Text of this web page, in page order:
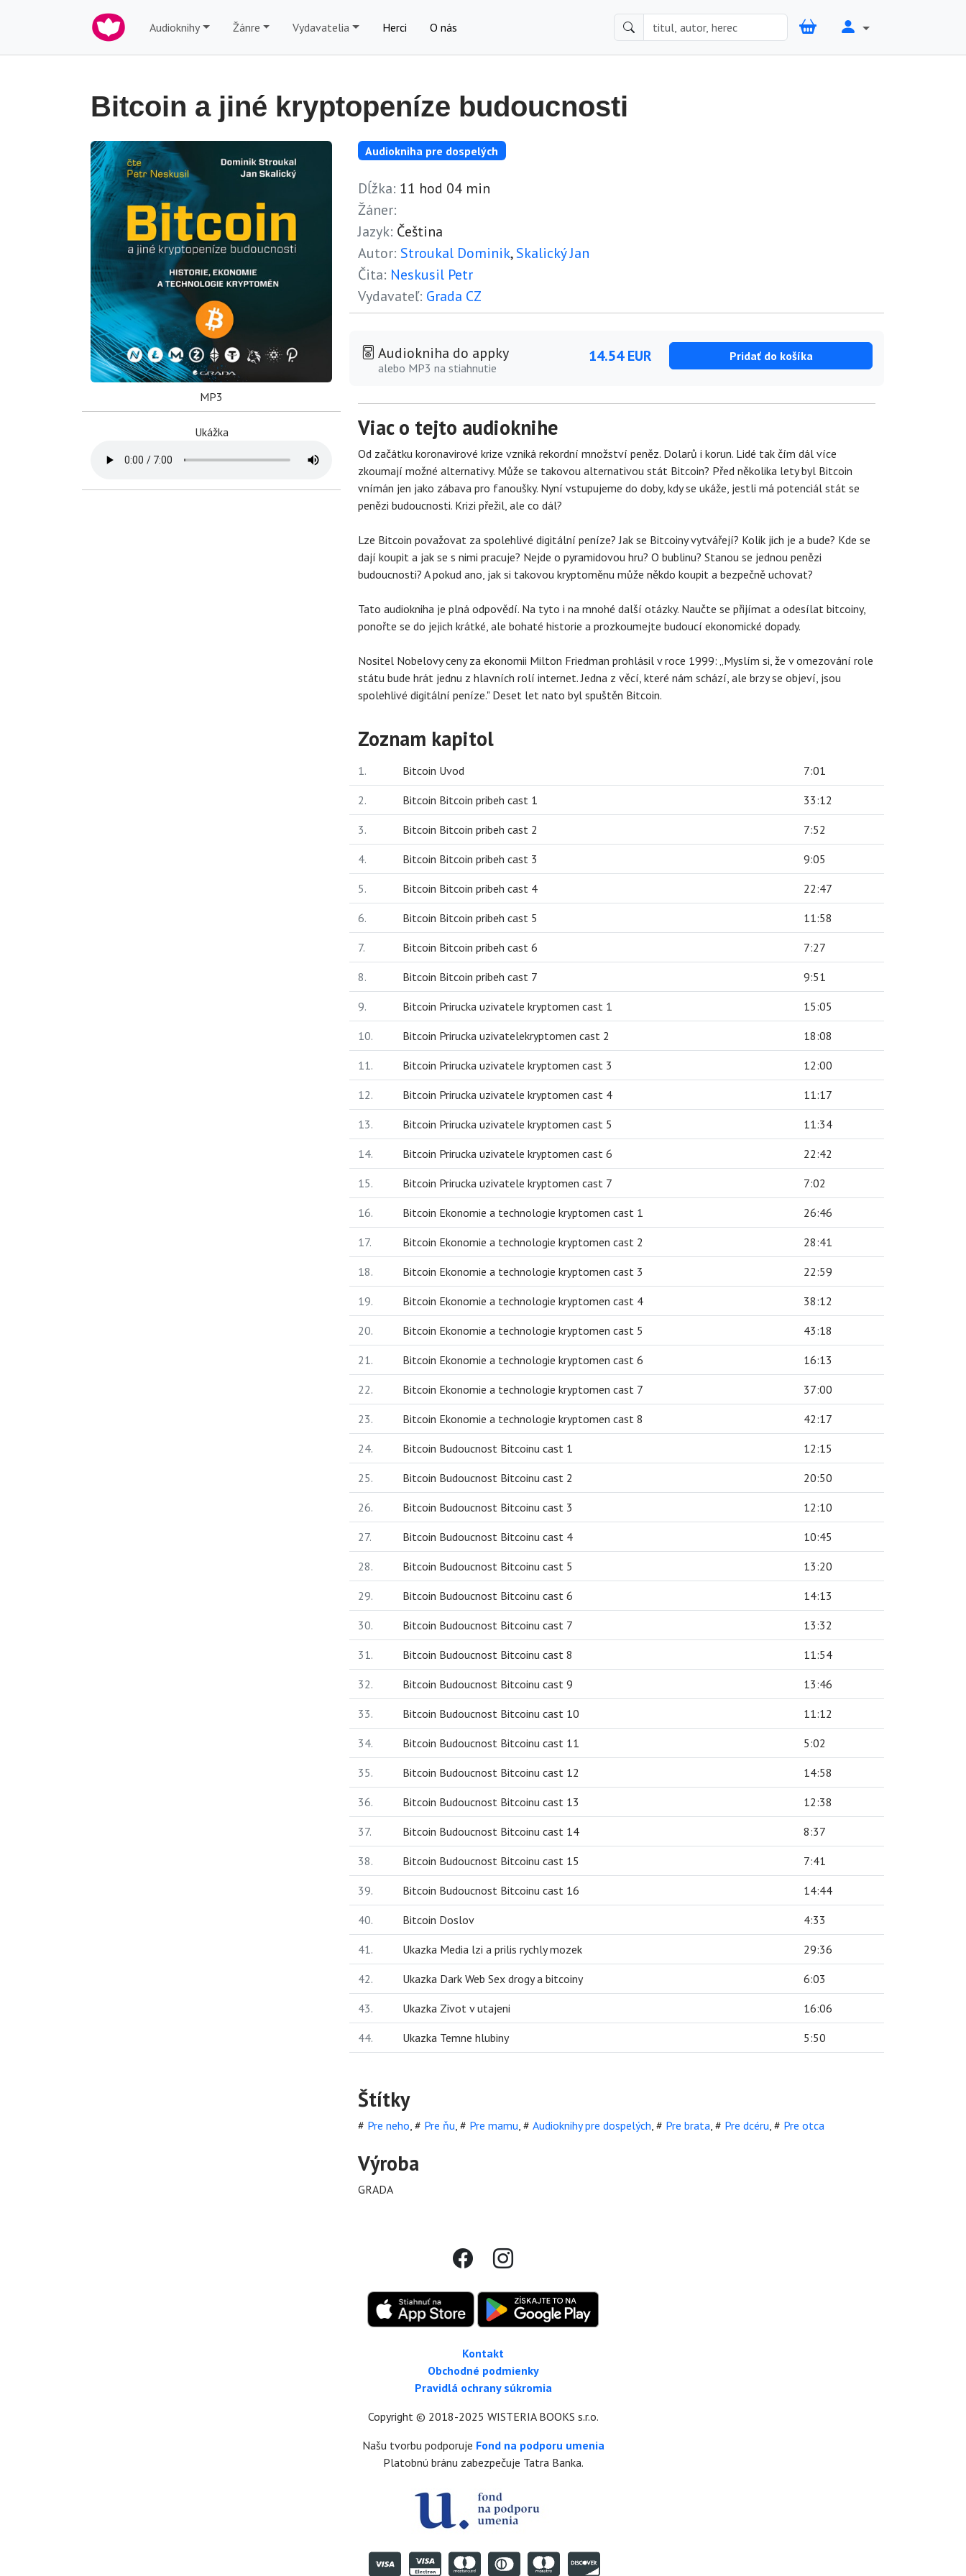
Audioknihy Žánre Vydavatelia Herci O nás
Bitcoin a jiné kryptopeníze budoucnosti
MP3
Ukážka
Audiokniha pre dospelých
Dĺžka: 11 hod 04 min
Žáner:
Jazyk: Čeština
Autor: Stroukal Dominik,Skalický Jan
Čita: Neskusil Petr
Vydavateľ: Grada CZ
Audiokniha do appky
alebo MP3 na stiahnutie
14.54 EUR Pridať do košíka
Viac o tejto audioknihe
Od začátku koronavirové krize vzniká rekordní množství peněz. Dolarů i korun. Lidé tak čím dál více
zkoumají možné alternativy. Může se takovou alternativou stát Bitcoin? Před několika lety byl Bitcoin
vnímán jen jako zábava pro fanoušky. Nyní vstupujeme do doby, kdy se ukáže, jestli má potenciál stát se
penězi budoucnosti. Krizi přežil, ale co dál?
Lze Bitcoin považovat za spolehlivé digitální peníze? Jak se Bitcoiny vytvářejí? Kolik jich je a bude? Kde se
dají koupit a jak se s nimi pracuje? Nejde o pyramidovou hru? O bublinu? Stanou se jednou penězi
budoucnosti? A pokud ano, jak si takovou kryptoměnu může někdo koupit a bezpečně uchovat?
Tato audiokniha je plná odpovědí. Na tyto i na mnohé další otázky. Naučte se přijímat a odesílat bitcoiny,
ponořte se do jejich krátké, ale bohaté historie a prozkoumejte budoucí ekonomické dopady.
Nositel Nobelovy ceny za ekonomii Milton Friedman prohlásil v roce 1999: „Myslím si, že v omezování role
státu bude hrát jednu z hlavních rolí internet. Jedna z věcí, které nám schází, ale brzy se objeví, jsou
spolehlivé digitální peníze." Deset let nato byl spuštěn Bitcoin.
Zoznam kapitol
1. Bitcoin Uvod 7:01
2. Bitcoin Bitcoin pribeh cast 1 33:12
3. Bitcoin Bitcoin pribeh cast 2 7:52
4. Bitcoin Bitcoin pribeh cast 3 9:05
5. Bitcoin Bitcoin pribeh cast 4 22:47
6. Bitcoin Bitcoin pribeh cast 5 11:58
7. Bitcoin Bitcoin pribeh cast 6 7:27
8. Bitcoin Bitcoin pribeh cast 7 9:51
9. Bitcoin Prirucka uzivatele kryptomen cast 1 15:05
10. Bitcoin Prirucka uzivatelekryptomen cast 2 18:08
11. Bitcoin Prirucka uzivatele kryptomen cast 3 12:00
12. Bitcoin Prirucka uzivatele kryptomen cast 4 11:17
13. Bitcoin Prirucka uzivatele kryptomen cast 5 11:34
14. Bitcoin Prirucka uzivatele kryptomen cast 6 22:42
15. Bitcoin Prirucka uzivatele kryptomen cast 7 7:02
16. Bitcoin Ekonomie a technologie kryptomen cast 1 26:46
17. Bitcoin Ekonomie a technologie kryptomen cast 2 28:41
18. Bitcoin Ekonomie a technologie kryptomen cast 3 22:59
19. Bitcoin Ekonomie a technologie kryptomen cast 4 38:12
20. Bitcoin Ekonomie a technologie kryptomen cast 5 43:18
21. Bitcoin Ekonomie a technologie kryptomen cast 6 16:13
22. Bitcoin Ekonomie a technologie kryptomen cast 7 37:00
23. Bitcoin Ekonomie a technologie kryptomen cast 8 42:17
24. Bitcoin Budoucnost Bitcoinu cast 1 12:15
25. Bitcoin Budoucnost Bitcoinu cast 2 20:50
26. Bitcoin Budoucnost Bitcoinu cast 3 12:10
27. Bitcoin Budoucnost Bitcoinu cast 4 10:45
28. Bitcoin Budoucnost Bitcoinu cast 5 13:20
29. Bitcoin Budoucnost Bitcoinu cast 6 14:13
30. Bitcoin Budoucnost Bitcoinu cast 7 13:32
31. Bitcoin Budoucnost Bitcoinu cast 8 11:54
32. Bitcoin Budoucnost Bitcoinu cast 9 13:46
33. Bitcoin Budoucnost Bitcoinu cast 10 11:12
34. Bitcoin Budoucnost Bitcoinu cast 11 5:02
35. Bitcoin Budoucnost Bitcoinu cast 12 14:58
36. Bitcoin Budoucnost Bitcoinu cast 13 12:38
37. Bitcoin Budoucnost Bitcoinu cast 14 8:37
38. Bitcoin Budoucnost Bitcoinu cast 15 7:41
39. Bitcoin Budoucnost Bitcoinu cast 16 14:44
40. Bitcoin Doslov 4:33
41. Ukazka Media lzi a prilis rychly mozek 29:36
42. Ukazka Dark Web Sex drogy a bitcoiny 6:03
43. Ukazka Zivot v utajeni 16:06
44. Ukazka Temne hlubiny 5:50
Štítky
# Pre neho # Pre ňu # Pre mamu # Audioknihy pre dospelých # Pre brata # Pre dcéru # Pre otca
Výroba
GRADA
Kontakt
Obchodné podmienky
Pravidlá ochrany súkromia
Copyright © 2018-2025 WISTERIA BOOKS s.r.o.
Našu tvorbu podporuje Fond na podporu umenia
Platobnú bránu zabezpečuje Tatra Banka.